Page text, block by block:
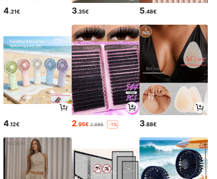
4.21€ 3.35€ 5.48€
4.12€ 2.95€ 2.98€ -1% 3.88€